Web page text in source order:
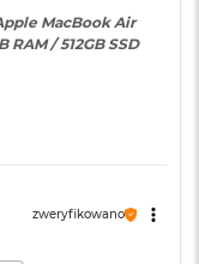
do 6K przy 60
do 8K przy 60
Hz
MacBook Air
RAM / 512GB SSD
zweryfikowano